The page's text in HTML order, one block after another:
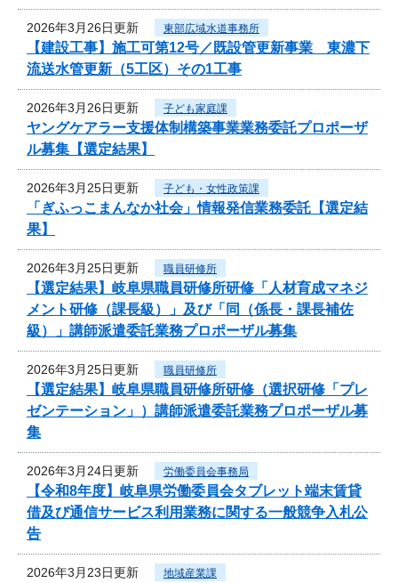
2026年3月26日更新 東部広域水道事務所
【建設工事】施工可第12号／既設管更新事業 東濃下
流送水管更新（5工区）その1工事
2026年3月26日更新 子ども家庭課
ヤングケアラー支援体制構築事業業務委託プロポーザ
ル募集【選定結果】
2026年3月25日更新 子ども・女性政策課
「ぎふっこまんなか社会」情報発信業務委託【選定結
果】
2026年3月25日更新 職員研修所
【選定結果】岐阜県職員研修所研修「人材育成マネジ
メント研修（課長級）」及び「同（係長・課長補佐
級）」講師派遣委託業務プロポーザル募集
2026年3月25日更新 職員研修所
【選定結果】岐阜県職員研修所研修（選択研修「プレ
ゼンテーション」）講師派遣委託業務プロポーザル募
集
2026年3月24日更新 労働委員会事務局
【令和8年度】岐阜県労働委員会タブレット端末賃貸
借及び通信サービス利用業務に関する一般競争入札公
告
2026年3月23日更新 地域産業課